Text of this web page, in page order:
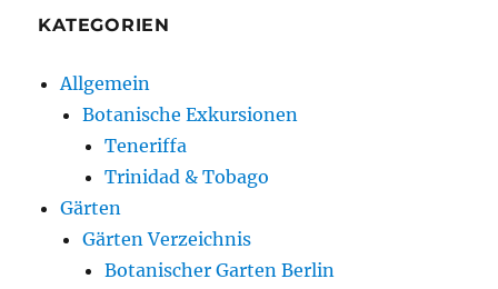
KATEGORIEN
Allgemein
Botanische Exkursionen
Teneriffa
Trinidad & Tobago
Gärten
Gärten Verzeichnis
Botanischer Garten Berlin